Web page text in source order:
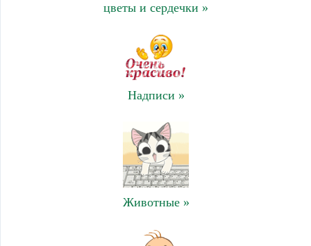
цветы и сердечки »
Надписи »
Животные »